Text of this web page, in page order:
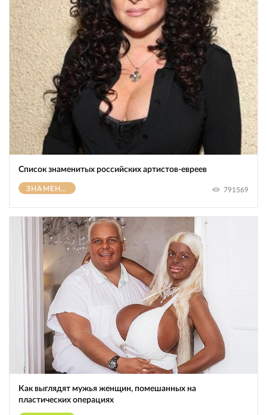
Список знаменитых российских артистов-евреев
ЗНАМЕНИТОСТИ 791569
Как выглядят мужья женщин, помешанных на
пластических операциях